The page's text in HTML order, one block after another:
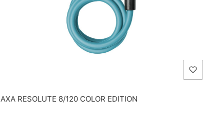
AXA RESOLUTE 8/120 COLOR EDITION